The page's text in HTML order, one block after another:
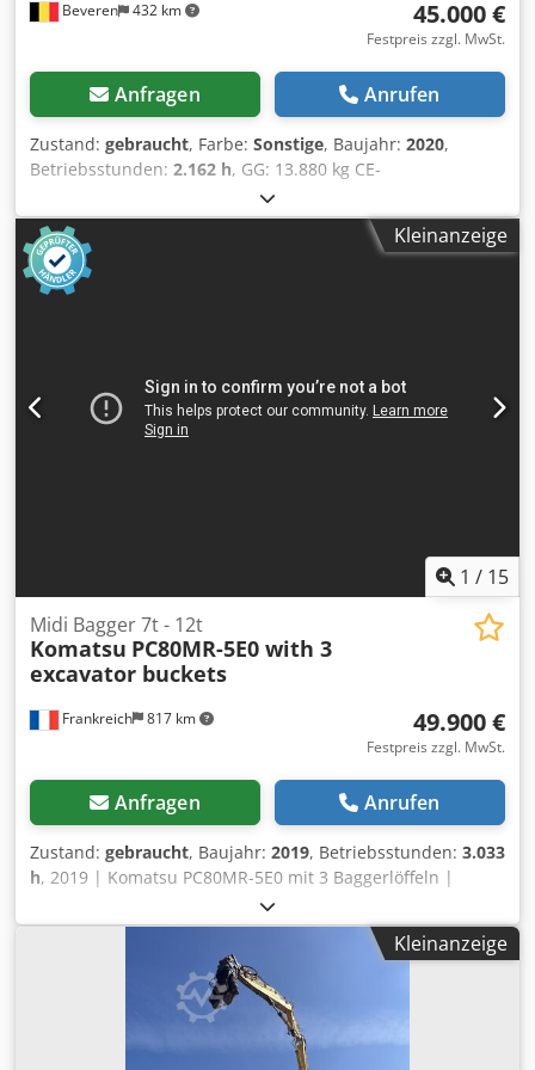
Beveren 432 km 45.000 €
Festpreis zzgl. MwSt.
Anfragen Anrufen
Zustand: gebraucht, Farbe: Sonstige, Baujahr: 2020,
Betriebsstunden: 2.162 h, GG: 13.880 kg CE-
Kennzeichnung: ja Seriennummer: KMTPC261JLUF51899
Maschinen zu verkaufen! Besuchen Sie unsere Website
und entdecken Sie eine Vielzahl an sofort verfügbaren
Maschinen. Wir bieten mehr Auswahl als online sichtbar –
kontaktieren Sie uns gerne telefonisch oder per E-Mail.
Dsdpey R A Huofx An Hjck Wir unterstützen Sie auf
Niederländisch, Englisch, Französisch, Deutsch, Spanisch
und Russisch. Entdecken Sie unser umfangreiches
Kleinanzeige
1 / 15
Frankreich 817 km
Midi Bagger 7t - 12t
Komatsu PC80MR-5E0 with 3
excavator buckets
49.900 €
Festpreis zzgl. MwSt.
Anfragen Anrufen
Zustand: gebraucht, Baujahr: 2019, Betriebsstunden: 3.033
h, 2019 | Komatsu PC80MR-5E0 mit 3 Baggerlöffeln |
Gebrauchter Midi Bagger 7t - 12t | 3033 hours 📍Location:
Frankreich 🚛 Delivery available to your destination – Use
our shipping calculator to estimate transport costs! 💰 Buy
Now for EUR 49900 or Make an Offer. Payment at delivery
available for an affordable fee (subject to approval)* 👷‍♂️
Inspected by an independent expert 70 Inspektionspunkte
69 genehmigt ✅ 1 unvollkommene ℹ️ 0 Ausgaben ⚠️ 📌
Kleinanzeige